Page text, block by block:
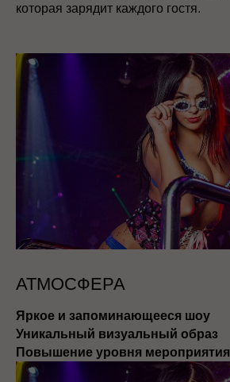
которая зарядит каждого гостя.
АТМОСФЕРА
Яркое и запоминающееся шоу
Уникальный визуальный образ
Повышение уровня мероприятия